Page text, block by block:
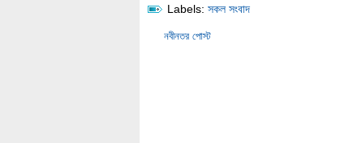
Labels: সকল সংবাদ
নবীনতর পোস্ট